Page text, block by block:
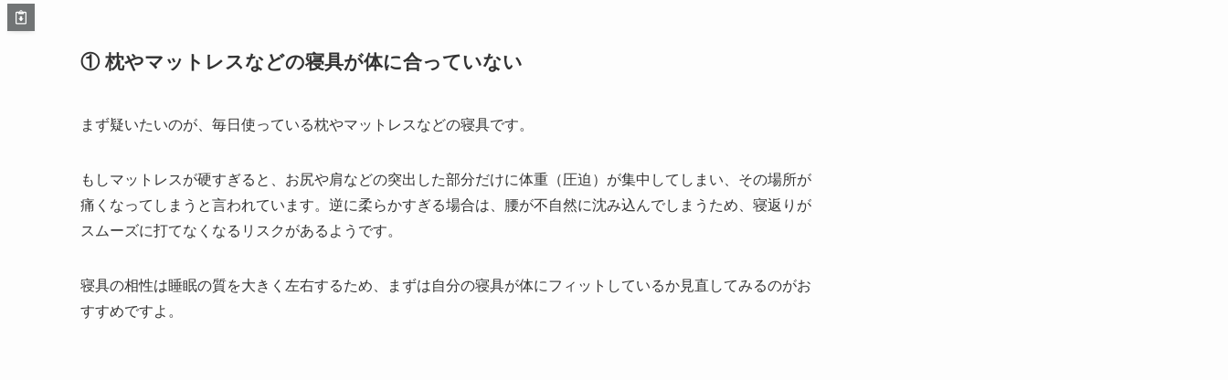
① 枕やマットレスなどの寝具が体に合っていない
まず疑いたいのが、毎日使っている枕やマットレスなどの寝具です。
もしマットレスが硬すぎると、お尻や肩などの突出した部分だけに体重（圧迫）が集中してしまい、その場所が
痛くなってしまうと言われています。逆に柔らかすぎる場合は、腰が不自然に沈み込んでしまうため、寝返りが
スムーズに打てなくなるリスクがあるようです。
寝具の相性は睡眠の質を大きく左右するため、まずは自分の寝具が体にフィットしているか見直してみるのがお
すすめですよ。